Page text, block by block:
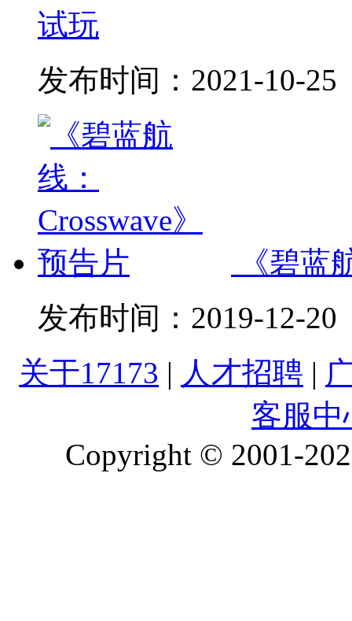
试玩
发布时间： 2021-10-25
《碧蓝
发布时间： 2019-12-20
关于17173 | 人才招聘 |
客服中
Copyright © 2001-